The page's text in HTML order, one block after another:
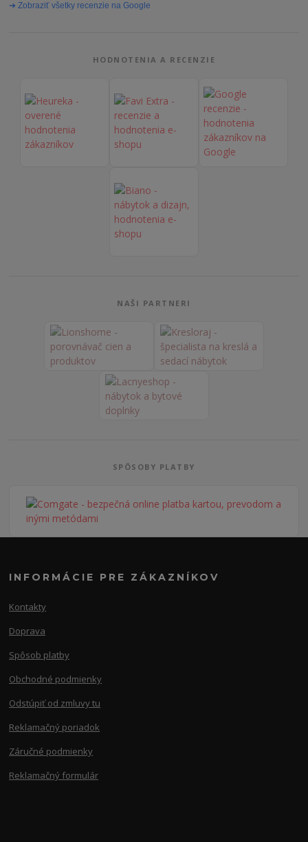
➔ Zobraziť všetky recenzie na Google
HODNOTENIA A RECENZIE
NAŠI PARTNERI
SPÔSOBY PLATBY
INFORMÁCIE PRE ZÁKAZNÍKOV
Kontakty
Doprava
Spôsob platby
Obchodné podmienky
Odstúpiť od zmluvy tu
Reklamačný poriadok
Záručné podmienky
Reklamačný formulár